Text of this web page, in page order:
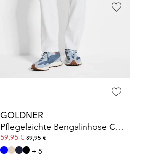
7/8-Bengalinhose
+ 11
GOLDNER
Pflegeleichte Bengalinhose CARLA
59,95 €89,95 €
+ 5